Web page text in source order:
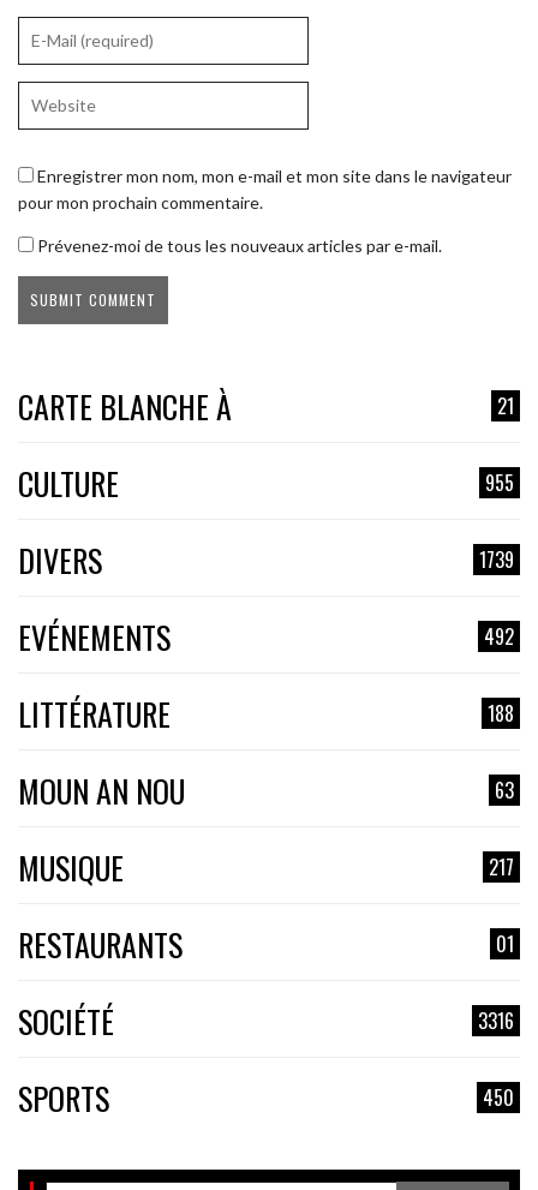
Enregistrer mon nom, mon e-mail et mon site dans le navigateur
pour mon prochain commentaire.
Prévenez-moi de tous les nouveaux articles par e-mail.
CARTE BLANCHE À 21
CULTURE 955
DIVERS 1739
EVÉNEMENTS 492
LITTÉRATURE 188
MOUN AN NOU 63
MUSIQUE 217
RESTAURANTS 01
SOCIÉTÉ 3316
SPORTS 450